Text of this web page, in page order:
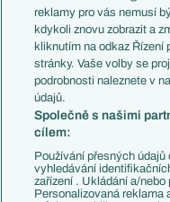
Přestupové spekulace
Zranění
Kluby
Arsenal FC
Chelsea FC
Manchester United
AC Milán
Juventus FC
Bayern Mnichov
FC Barcelona
reklamy pro vás nemusí
kdykoli znovu zobrazit a
kliknutím na odkaz Řízení
stránky. Vaše volby se
podrobnosti naleznete v
údajů.
Společně s našimi
cílem:
Používání přesných
vyhledávání
zařízení . Ukládání a/
Personalizovaná reklama